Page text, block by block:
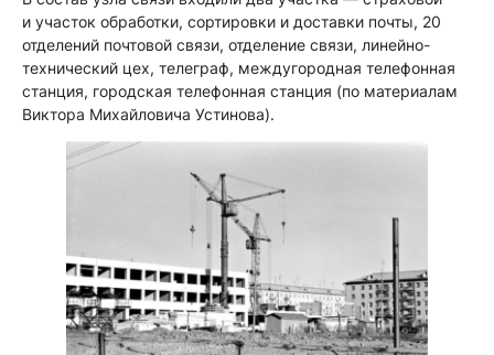
и участок обработки, сортировки и доставки почты, 20
отделений почтовой связи, отделение связи, линейно-
технический цех, телеграф, междугородная телефонная
станция, городская телефонная станция (по материалам
Виктора Михайловича Устинова).